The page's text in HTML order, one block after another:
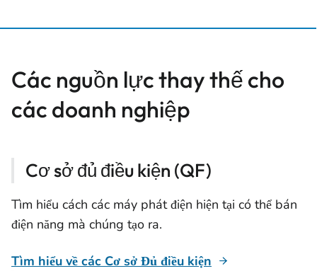
Các nguồn lực thay thế cho
các doanh nghiệp
Cơ sở đủ điều kiện (QF)
Tìm hiểu cách các máy phát điện hiện tại có thể bán
điện năng mà chúng tạo ra.
Tìm hiểu về các Cơ sở Đủ điều kiện